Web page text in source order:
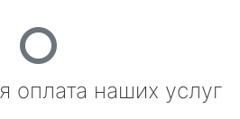
оплата наших услуг